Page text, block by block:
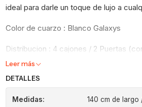
ideal para darle un toque de lujo a
Color de cuarzo : Blanco Galaxys
Distribucion : 4 cajones / 2 Puertas
Leer más
DETALLES
Medidas:
140 cm de